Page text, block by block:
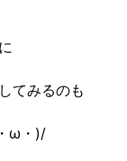
てみるのも
ω・)/